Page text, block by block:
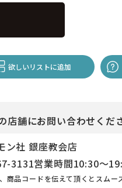
欲しいリストに追加
店舗にお問い合わせくだ
ン社 銀座教会店
3131営業時間10:30～
品コードを伝えて頂くとスムー